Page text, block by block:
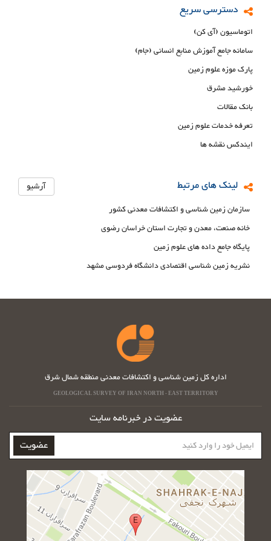
دسترسی سریع
اتوماسیون (آی کن)
سامانه جامع آموزش منابع انسانی (جام)
پارک موزه علوم زمین
خورشید مشرق
بانک مقالات
تعرفه خدمات علوم زمین
ایندکس نقشه ها
لینک های مرتبط آرشیو
سازمان زمین شناسی و اکتشافات معدنی کشور
خانه صنعت، معدن و تجارت استان خراسان رضوی
پایگاه جامع داده های علوم زمین
نشریه زمین شناسی اقتصادی دانشگاه فردوسی مشهد
اداره کل زمین شناسی و اکتشافات معدنی منطقه شمال شرق
GEOLOGICAL SURVEY OF IRAN NORTH - EAST TERRITORY
عضویت در خبرنامه سایت
ایمیل
خود
را
عضویت